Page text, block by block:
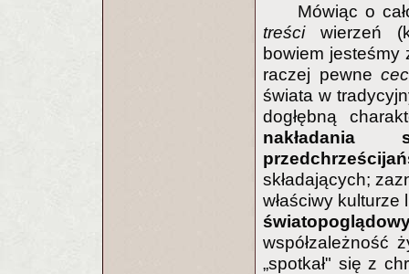
Mówiąc o
treściwierzeń
bowiem jesteśmy
raczej pewne
świata w
dogłębną
składających;
właściwy
współzależność
„spotkał" się z